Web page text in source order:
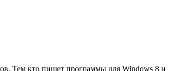
Тем кто пишет программы для Windows 8 и